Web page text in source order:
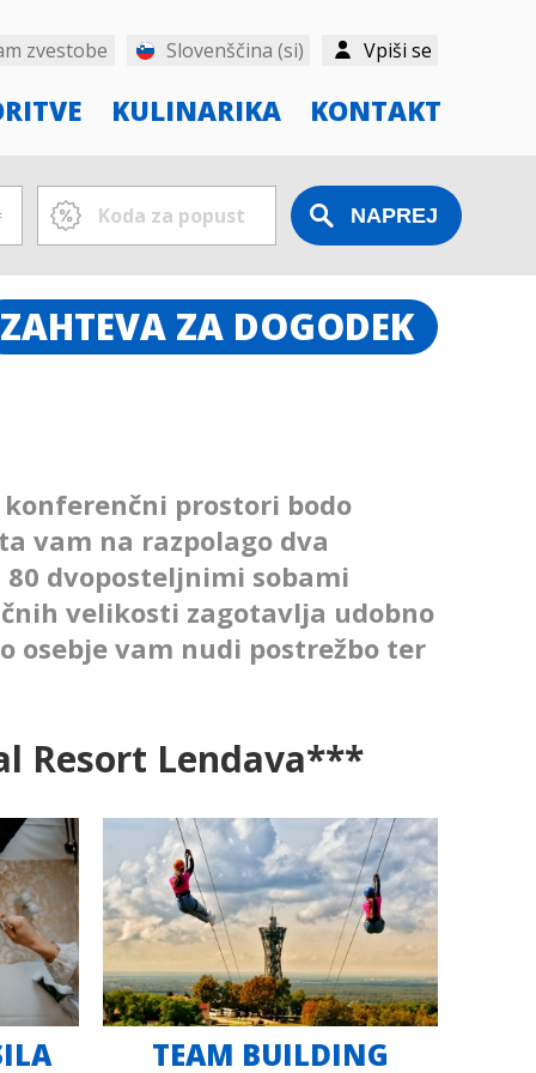
zvestobe Slovenščina (si) Vpiši se
KULINARIKA KONTAKT
ZAHTEVA ZA DOGODEK
prostori bodo
vam na razpolago dva
80 dvoposteljnimi sobami
velikosti zagotavlja udobno
osebje vam nudi postrežbo ter
Resort Lendava***
TEAM BUILDING